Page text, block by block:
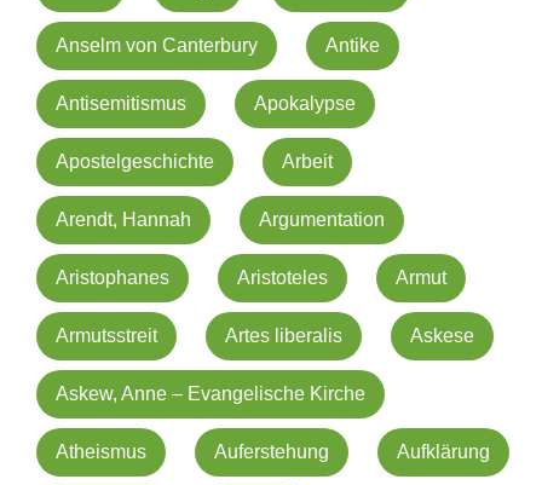
Anselm von Canterbury Antike
Antisemitismus Apokalypse
Apostelgeschichte Arbeit
Arendt, Hannah Argumentation
Aristophanes Aristoteles Armut
Armutsstreit Artes liberalis Askese
Askew, Anne – Evangelische Kirche
Atheismus Auferstehung Aufklärung